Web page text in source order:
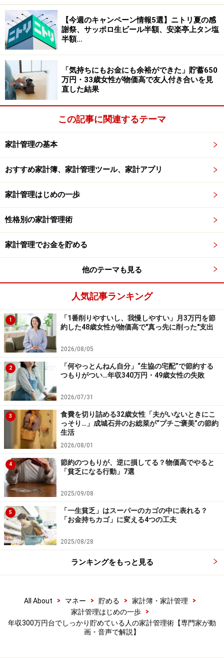
メリハリ支出で継続して貯めていく
次に、子どものいる世帯例を見てみましょう。Bさんの
世帯は、奥さんと中学3年、小学5年、小学2年の3人のお
子さんがいる5人家族。夫婦の年間収入は手取りで384万
円。これ以外に児童手当が月額3万5000円あります（表
保険も加えれば、年間貯蓄は100万円超
Bさんは数年前、思うところがあり、地方のしかも結構
奥まった場所へ引っ越しました。そのため家賃は格安で
すが、その代わり、移動手段としてクルマは不可欠のた
め車両費（2台所有）が高くなっています。
また寒いため冬の暖房費がかかりますが、食費は家族5
るのです。高いものがあれば、グッと抑えている費目も
められる。ここがポイントです。
収入があるのに貯蓄ができない家計の典型的な傾向とし
て、「総じてプチ贅沢」というのがあります。突出して
高い費目はないものの、食費もそれなり、住宅ローンも
それなり、レジャー費もそれなりに使う。本人に贅沢し
ている意識はないのに、結果として高い生活費になって
しまうのです。
Bさんの世帯の貯蓄ペースは、月4万円にボーナスから年
間20万円で、計68万円。この収入で子ども3人を育てな
がらですから、これでも立派なペースです。さらに、保
険料は月額4万5000円の他、ボーナスからも支払ってい
る年払い保険料も加算すると、月割りにして7万3000円
になりますが、そのうち、学資保険と個人年金保険の保
険料が5万2000円あります。それも貯蓄と考えれば、年
間130万円も貯めているといえるわけです。
貯蓄はしたくてもできない時期は確かにあります。しか
し、明確な目標を持てば、改善はきっと期待できるは
ず。この2つの家計はそのことを示してくれているとい
えるでしょう。
【今週のキャンペーン情報5選】ニトリ夏の感
謝祭、サッポロ生ビール半額、安楽亭上タン塩
半額…
「気持ちにもお金にも余裕ができた」貯蓄650
万円・33歳女性が物価高で友人付き合いを見
直した結果
この記事に関連するテーマ
家計管理の基本
おすすめ家計簿、家計管理ツール、家計アプリ
家計管理はじめの一歩
性格別の家計管理術
家計管理でお金を貯める
他のテーマも見る
人気記事ランキング
1
「1番削りやすいし、我慢しやすい」月3万円を節
約した48歳女性が物価高で"真っ先に削った"支出
2026/08/05
2
「何やっとんねん自分」“生協の宅配”で節約する
つもりがつい…年収340万円・49歳女性の失敗
2026/07/31
3
食費を切り詰める32歳女性「夫がいないときにこ
っそり…」成城石井のお総菜が“プチご褒美”の節約
生活
2026/08/01
4
節約のつもりが、逆に損してる？物価高でやると
「貧乏になる行動」7選
2025/09/08
5
「一生貧乏」はスーパーのカゴの中に表れる？
「お金持ちカゴ」に変える4つの工夫
2025/08/28
ランキングをもっと見る
All About > マネー > 貯める > 家計簿・家計管理
>
家計管理はじめの一歩
>
年収300万円台でしっかり貯めている人の家計管理術【専門家が動
画・音声で解説】